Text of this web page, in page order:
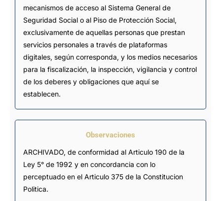
mecanismos de acceso al Sistema General de
Seguridad Social o al Piso de Protección Social,
exclusivamente de aquellas personas que prestan
servicios personales a través de plataformas
digitales, según corresponda, y los medios necesarios
para la fiscalización, la inspección, vigilancia y control
de los deberes y obligaciones que aquí se
establecen.
Observaciones
ARCHIVADO, de conformidad al Articulo 190 de la
Ley 5° de 1992 y en concordancia con lo
perceptuado en el Articulo 375 de la Constitucion
Politica.